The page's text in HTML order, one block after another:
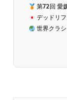
第72回 愛
デッドリ
世界クラ